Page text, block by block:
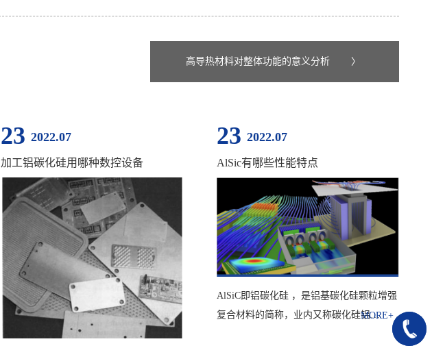
高导热材料对整体功能的意义分析 〉
23 2022.07
加工铝碳化硅用哪种数控设备
23 2022.07
AlSic有哪些性能特点
AlSiC即铝碳化硅 ，是铝基碳化硅颗粒增强
复合材料的简称，业内又称碳化硅铝…
180-